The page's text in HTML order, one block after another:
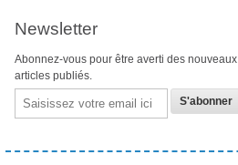
Newsletter
Abonnez-vous pour être averti des nouveaux
articles publiés.
Email